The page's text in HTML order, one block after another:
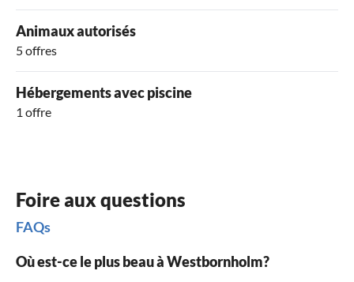
Animaux autorisés
5 offres
Hébergements avec piscine
1 offre
Foire aux questions
FAQs
Où est-ce le plus beau à Westbornholm?